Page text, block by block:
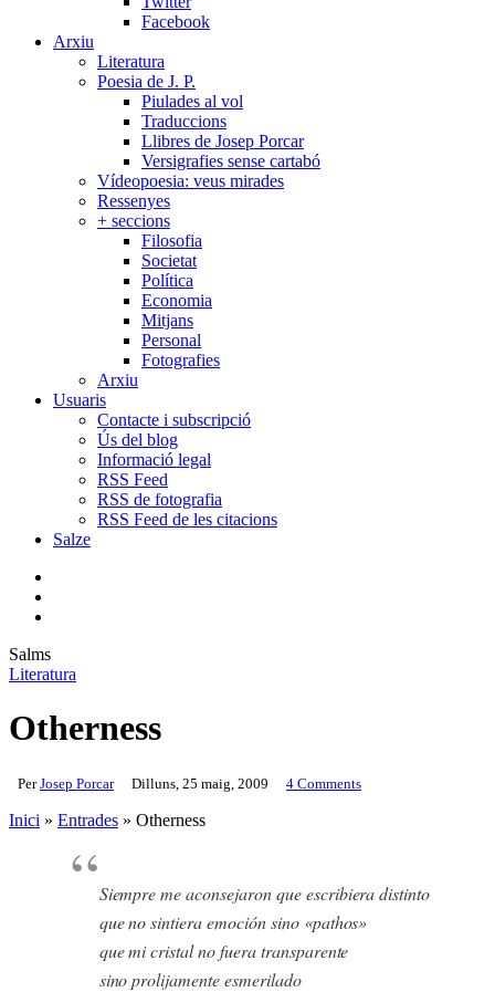
Facebook
Arxiu
Literatura
Poesia de J. P.
Piulades al vol
Traduccions
Llibres de Josep Porcar
Versigrafies sense cartabó
Vídeopoesia: veus mirades
Ressenyes
+ seccions
Filosofia
Societat
Política
Economia
Mitjans
Personal
Fotografies
Arxiu
Usuaris
Contacte i subscripció
Ús del blog
Informació legal
RSS Feed
RSS de fotografia
RSS Feed de les citacions
Salze
Salms
Literatura
Otherness
Per Josep Porcar Dilluns, 25 maig, 2009 4 Comments
Inici » Entrades » Otherness
Siempre me aconsejaron que escribiera distinto
que no sintiera emoción sino «pathos»
que mi cristal no fuera transparente
sino prolijamente esmerilado